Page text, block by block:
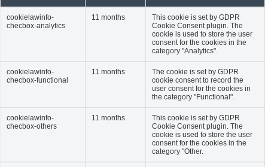
cookielawinfo-
checbox-analytics
11 months
This cookie is set by GDPR
Cookie Consent plugin. The
cookie is used to store the user
consent for the cookies in the
category "Analytics".
cookielawinfo-
checbox-functional
11 months
The cookie is set by GDPR
cookie consent to record the
user consent for the cookies in
the category "Functional".
cookielawinfo-
checbox-others
11 months
This cookie is set by GDPR
Cookie Consent plugin. The
cookie is used to store the user
consent for the cookies in the
category "Other.